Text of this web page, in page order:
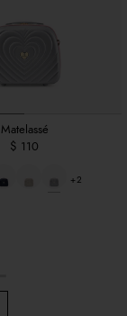
Matelassé
$ 110
+2